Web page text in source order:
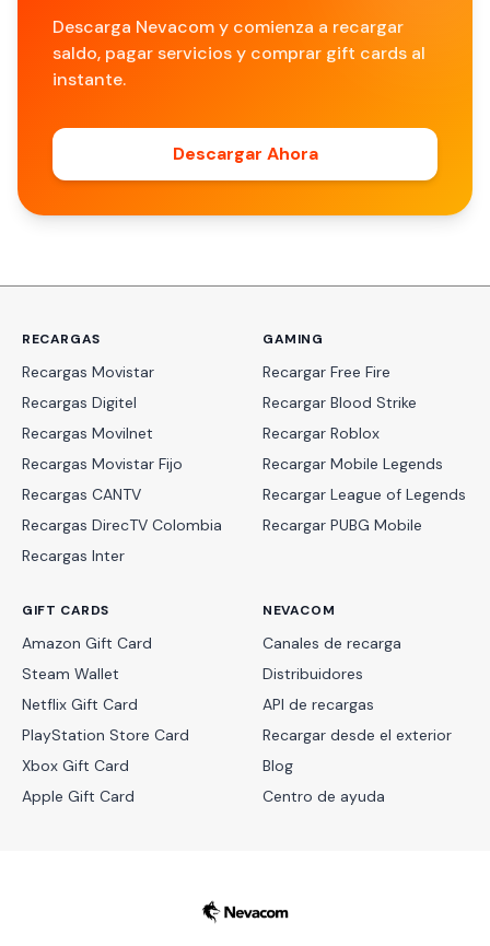
Descarga Nevacom y comienza a recargar
saldo, pagar servicios y comprar gift cards al
instante.
Descargar Ahora
RECARGAS
Recargas Movistar
Recargas Digitel
Recargas Movilnet
Recargas Movistar Fijo
Recargas CANTV
Recargas DirecTV Colombia
Recargas Inter
GAMING
Recargar Free Fire
Recargar Blood Strike
Recargar Roblox
Recargar Mobile Legends
Recargar League of Legends
Recargar PUBG Mobile
GIFT CARDS
Amazon Gift Card
Steam Wallet
Netflix Gift Card
PlayStation Store Card
Xbox Gift Card
Apple Gift Card
NEVACOM
Canales de recarga
Distribuidores
API de recargas
Recargar desde el exterior
Blog
Centro de ayuda